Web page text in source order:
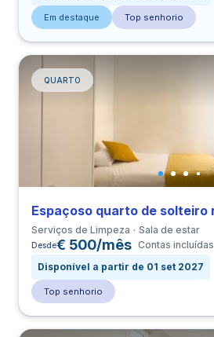
Em destaque Top senhorio
QUARTO
Serviços de Limpeza Sala de estar
Desde€ 500/mês Contas incluídas
Disponível a partir de 01 set 2027
Top senhorio